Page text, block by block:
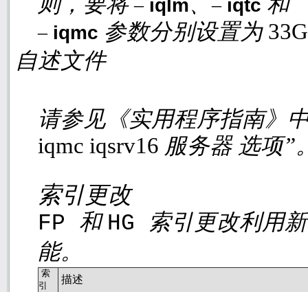
– iqlm – iqtc
– iqmc 参数分别设置为
自述文件
请参见《实用程序指南》
iqmc iqsrv16 服务器 选项”
索引更改
FP 和HG
索引更改利用
能。
索
引
描述